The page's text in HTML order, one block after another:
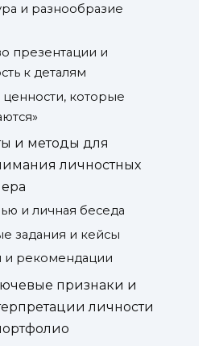
и разнообразие
презентации и
к деталям
ценности, которые
и методы для
личностных
и личная беседа
задания и кейсы
и рекомендации
признаки и
личности